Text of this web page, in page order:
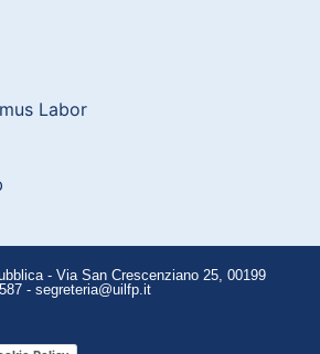
Labor
- Via San Crescenziano 25, 00199
- segreteria@uilfp.it